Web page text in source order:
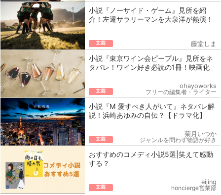
小説『ノーサイド・ゲーム』見所を紹
介！左遷サラリーマンを大泉洋が熱演！
文芸 藤堂しま
小説『東京ワイン会ピープル』見所をネ
タバレ！ワイン好き必読の1冊！映画化
文芸
ohayoworks
フリーの編集者・ライター
小説『M 愛すべき人がいて』ネタバレ解
説！浜崎あゆみの自伝？【ドラマ化】
文芸
菊月いつか
ジャンルを問わず物語が好き
おすすめのコメディ小説5選|笑えて感動
する？
文芸
eijing
honcierge営業部